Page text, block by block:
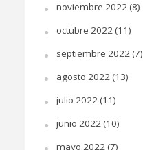
noviembre 2022(8)
octubre 2022(11)
septiembre 2022(7)
agosto 2022(13)
julio 2022(11)
junio 2022(10)
mayo 2022(7)